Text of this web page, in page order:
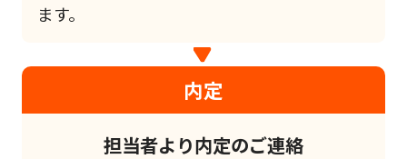
ます。
内定
担当者より内定のご連絡